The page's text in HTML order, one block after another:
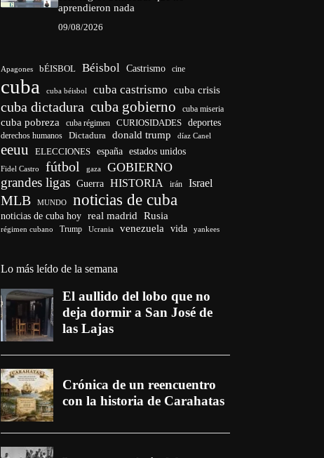
aprendieron nada
09/08/2026
Apagones bÉISBOL Béisbol Castrismo cine
cuba cuba béisbol cuba castrismo cuba crisis
cuba dictadura cuba gobierno cuba miseria
cuba pobreza cuba régimen CURIOSIDADES deportes
derechos humanos Dictadura donald trump díaz Canel
eeuu ELECCIONES españa estados unidos
Fidel Castro fútbol gaza GOBIERNO
grandes ligas Guerra HISTORIA irán Israel
MLB MUNDO noticias de cuba
noticias de cuba hoy real madrid Rusia
régimen cubano Trump Ucrania venezuela vida yankees
Lo más leído de la semana